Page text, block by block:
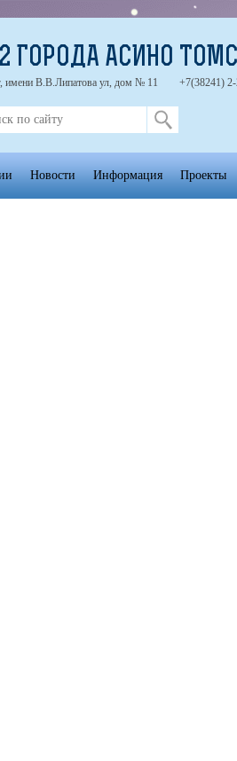
АСИНО
имени В.В.Липатова ул, дом № 11 +7(38241)
Новости Информация Проекты